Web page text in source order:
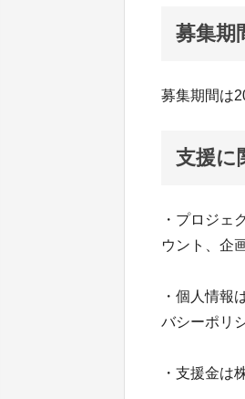
募集期
募集期間は
支援に
・プロジェ
ウント、企
・個人情報
バシーポリ
・支援金は